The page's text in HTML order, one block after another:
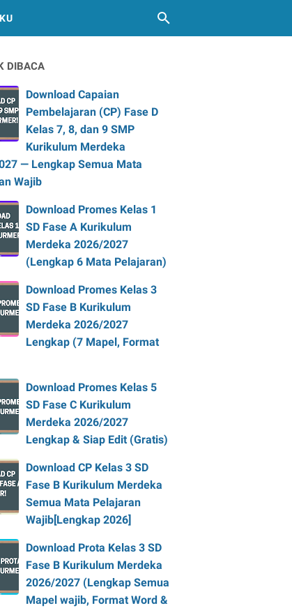
DIBACA
Download Capaian
Pembelajaran (CP) Fase D
Kelas 7, 8, dan 9 SMP
Kurikulum Merdeka
— Lengkap Semua Mata
Wajib
Download Promes Kelas 1
SD Fase A Kurikulum
Merdeka 2026/2027
(Lengkap 6 Mata Pelajaran)
Download Promes Kelas 3
SD Fase B Kurikulum
Merdeka 2026/2027
Lengkap (7 Mapel, Format
Download Promes Kelas 5
SD Fase C Kurikulum
Merdeka 2026/2027
Lengkap & Siap Edit (Gratis)
Download CP Kelas 3 SD
Fase B Kurikulum Merdeka
Semua Mata Pelajaran
Wajib[Lengkap 2026]
Download Prota Kelas 3 SD
Fase B Kurikulum Merdeka
2026/2027 (Lengkap Semua
Mapel wajib, Format Word &